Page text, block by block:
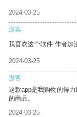
2024-03-25
游客
我喜欢这个软件 作者加
2024-03-25
游客
这款app是我购物的得
的商品。
2024-03-25